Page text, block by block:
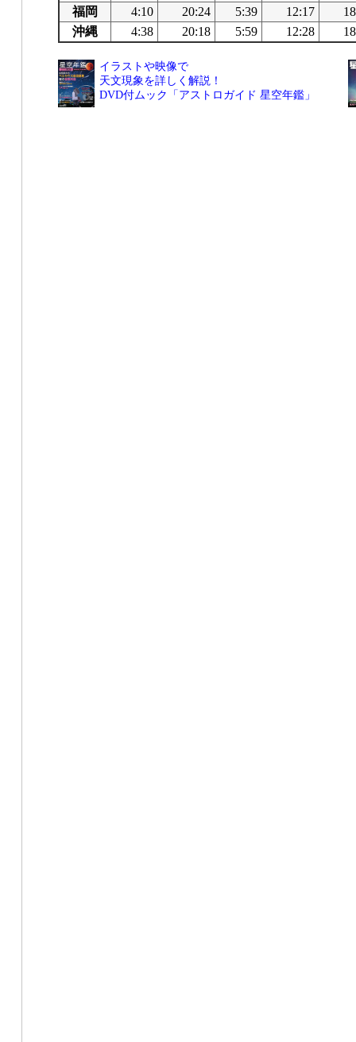
福岡
4:10 20:24 5:39 12:17
沖縄
4:38 20:18 5:59 12:28
イラストや映像で
天文現象を詳しく解説！
DVD付ムック「アストロガイド 星空年鑑」